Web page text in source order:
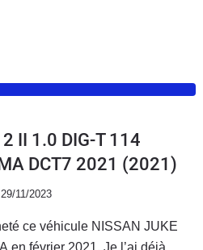
2 II 1.0 DIG-T 114
DCT7 2021 (2021)
29/11/2023
véhicule NISSAN JUKE
en février 2021. Je l’ai déjà